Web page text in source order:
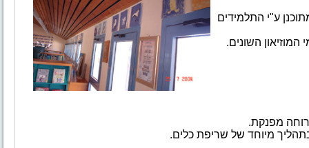
ע"י התלמידים
השונים.
מפנקת.
מיוחד של שריפת כלים.